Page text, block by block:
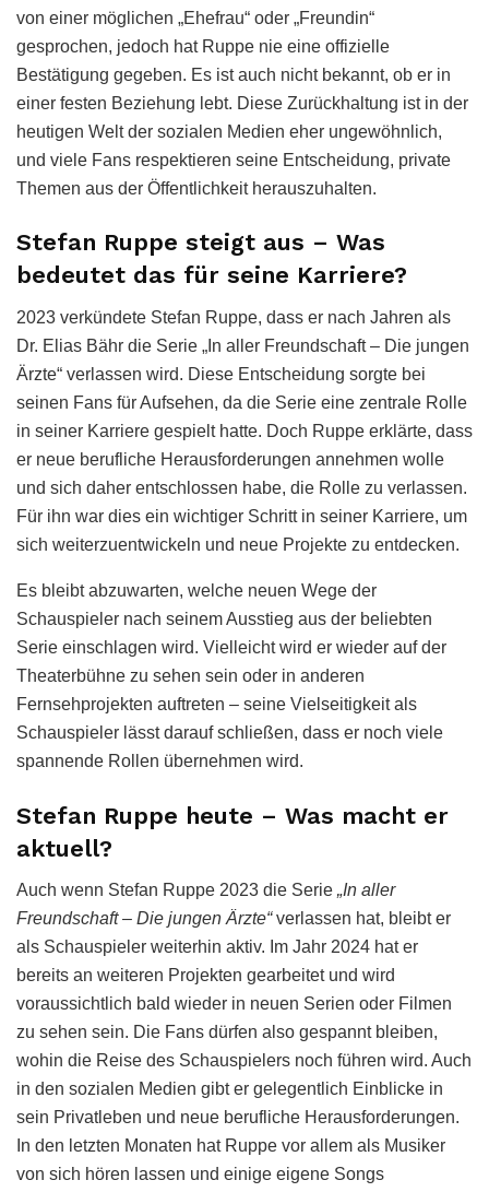
von einer möglichen „Ehefrau“ oder „Freundin“
gesprochen, jedoch hat Ruppe nie eine offizielle
Bestätigung gegeben. Es ist auch nicht bekannt, ob er in
einer festen Beziehung lebt. Diese Zurückhaltung ist in der
heutigen Welt der sozialen Medien eher ungewöhnlich,
und viele Fans respektieren seine Entscheidung, private
Themen aus der Öffentlichkeit herauszuhalten.
Stefan Ruppe steigt aus – Was
bedeutet das für seine Karriere?
2023 verkündete Stefan Ruppe, dass er nach Jahren als
Dr. Elias Bähr die Serie „In aller Freundschaft – Die jungen
Ärzte“ verlassen wird. Diese Entscheidung sorgte bei
seinen Fans für Aufsehen, da die Serie eine zentrale Rolle
in seiner Karriere gespielt hatte. Doch Ruppe erklärte, dass
er neue berufliche Herausforderungen annehmen wolle
und sich daher entschlossen habe, die Rolle zu verlassen.
Für ihn war dies ein wichtiger Schritt in seiner Karriere, um
sich weiterzuentwickeln und neue Projekte zu entdecken.
Es bleibt abzuwarten, welche neuen Wege der
Schauspieler nach seinem Ausstieg aus der beliebten
Serie einschlagen wird. Vielleicht wird er wieder auf der
Theaterbühne zu sehen sein oder in anderen
Fernsehprojekten auftreten – seine Vielseitigkeit als
Schauspieler lässt darauf schließen, dass er noch viele
spannende Rollen übernehmen wird.
Stefan Ruppe heute – Was macht er
aktuell?
Auch wenn Stefan Ruppe 2023 die Serie „In aller
Freundschaft – Die jungen Ärzte“verlassen hat, bleibt er
als Schauspieler weiterhin aktiv. Im Jahr 2024 hat er
bereits an weiteren Projekten gearbeitet und wird
voraussichtlich bald wieder in neuen Serien oder Filmen
zu sehen sein. Die Fans dürfen also gespannt bleiben,
wohin die Reise des Schauspielers noch führen wird. Auch
in den sozialen Medien gibt er gelegentlich Einblicke in
sein Privatleben und neue berufliche Herausforderungen.
In den letzten Monaten hat Ruppe vor allem als Musiker
von sich hören lassen und einige eigene Songs